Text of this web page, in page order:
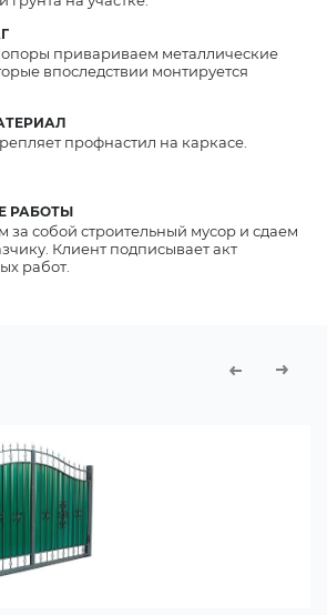
РАБОТЫ
опоры привариваем металлические
впоследствии монтируется
профнастил на каркасе.
собой строительный мусор и сдаем
Клиент подписывает акт
работ.